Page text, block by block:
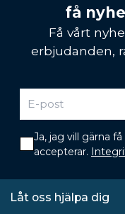
få
Få vårt
erbjudanden,
Ja, jag vill gärna
accepterar.
Låt oss hjälpa dig